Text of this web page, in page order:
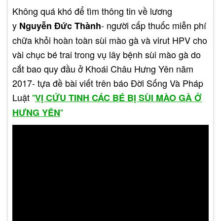
tác dụng đốt cháy các nốt sùi mào gà.
Nhóm thuốc điều hòa miễn dịch:Các loại thuốc
này có tác dụng tăng cường hệ miễn dịch của cơ
thể, giúp cơ thể tự chống lại virus HPV. Một số
loại thuốc điều hòa miễn dịch thường được sử
dụng bao gồm:
Interferon: Đây là loại thuốc có tác dụng kích
thích hệ miễn dịch của cơ thể chống lại virus
Không quá khó để tìm thông tin về lương
y Nguyễn Đức Thành- người cấp thuốc miễn phí
chữa khỏi hoàn toàn sùi mào gà và virut HPV cho
vài chục bé trai trong vụ lây bệnh sùi mào gà do
cắt bao quy đầu ở Khoái Châu Hưng Yên năm
2017- tựa đề bài viết trên báo Đời Sống Và Pháp
Luật "VỊ CỨU TINH CÁC BÉ BỊ SÙI MÀO GÀ Ở
HƯNG YÊN"